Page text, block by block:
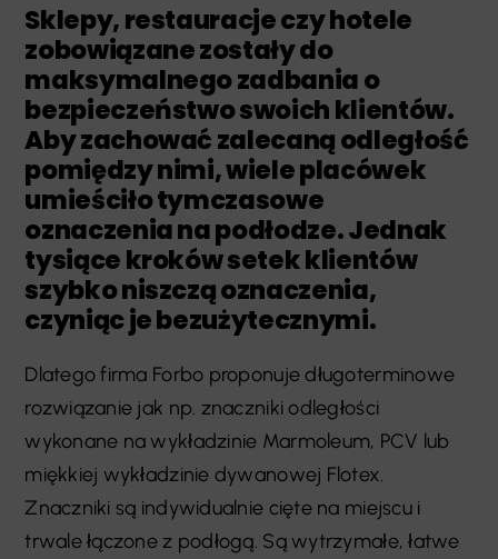
Sklepy, restauracje czy hotele
zobowiązane zostały do
maksymalnego zadbania o
bezpieczeństwo swoich klientów.
Aby zachować zalecaną odległość
pomiędzy nimi, wiele placówek
umieściło tymczasowe
oznaczenia na podłodze. Jednak
tysiące kroków setek klientów
szybko niszczą oznaczenia,
czyniąc je bezużytecznymi.
Dlatego firma Forbo proponuje długoterminowe
rozwiązanie jak np. znaczniki odległości
wykonane na wykładzinie Marmoleum, PCV lub
miękkiej wykładzinie dywanowej Flotex.
Znaczniki są indywidualnie cięte na miejscu i
trwale łączone z podłogą. Są wytrzymałe, łatwe